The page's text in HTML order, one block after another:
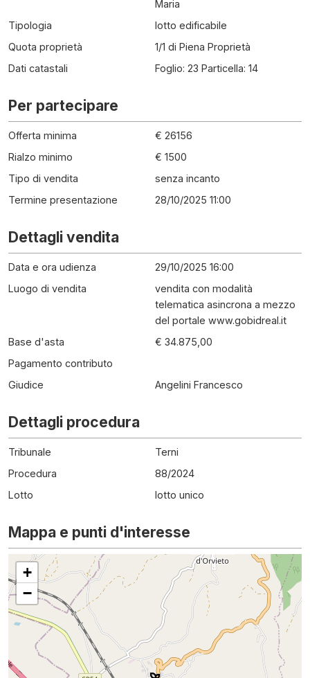
Maria
Tipologia
lotto edificabile
Quota proprietà
1/1 di Piena Proprietà
Dati catastali
Foglio: 23 Particella: 14
Per partecipare
Offerta minima
€ 26156
Rialzo minimo
€ 1500
Tipo di vendita
senza incanto
Termine presentazione
28/10/2025 11:00
Dettagli vendita
Data e ora udienza
29/10/2025 16:00
Luogo di vendita
vendita con modalità
telematica asincrona a mezzo
del portale www.gobidreal.it
Base d'asta
€ 34.875,00
Pagamento contributo
Giudice
Angelini Francesco
Dettagli procedura
Tribunale
Terni
Procedura
88/2024
Lotto
lotto unico
Mappa e punti d'interesse
+
−